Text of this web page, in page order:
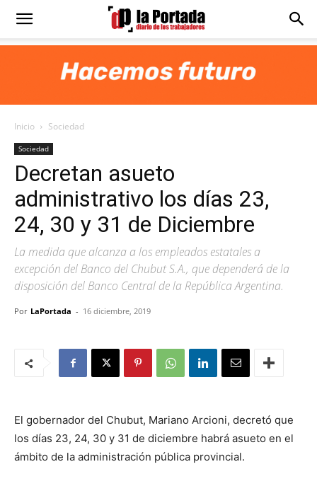
Diario
Portada
Inicio Sociedad
Sociedad
Decretan asueto
administrativo los días 23,
24, 30 y 31 de Diciembre
La medida que alcanza a los empleados estatales a
excepción del Banco del Chubut S.A., que dependerá de la
disposición del Banco Central de la República Argentina.
Por LaPortada - 16 diciembre, 2019
El gobernador del Chubut, Mariano Arcioni, decretó que
los días 23, 24, 30 y 31 de diciembre habrá asueto en el
ámbito de la administración pública provincial.